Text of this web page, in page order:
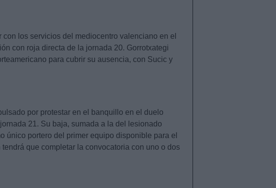
los servicios del mediocentro valenciano en el
con roja directa de la jornada 20. Gorrotxategi
para cubrir su ausencia, con Sucic y
por protestar en el banquillo en el duelo
21. Su baja, sumada a la del lesionado
único portero del primer equipo disponible para el
que completar la convocatoria con uno o dos